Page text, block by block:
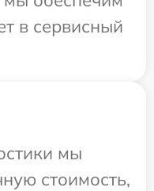
в сервисный
мы
стоимость,